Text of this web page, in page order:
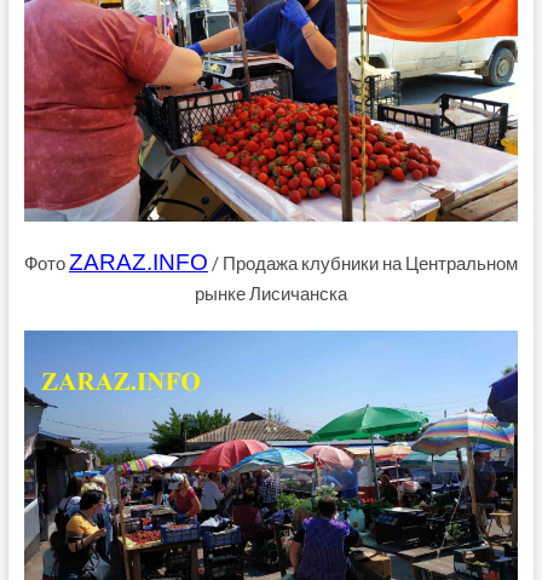
ФотоZARAZ.INFO / Продажа клубники на Центральном
рынке Лисичанска